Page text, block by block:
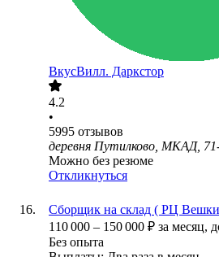
ВкусВилл. Даркстор
4.2
•
5995 отзывов
деревня Путилково, МКАД,
Можно без резюме
Откликнуться
Сборщик на склад ( РЦ
110 000 – 150 000 ₽ за месяц,
Без опыта